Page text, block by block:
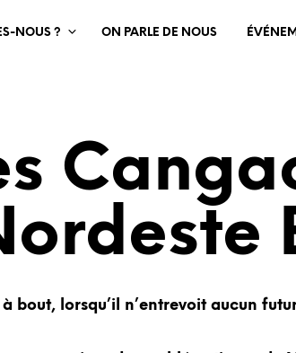
NOUS ? ON PARLE DE NOUS
bout, lorsqu’il n’entrevoit aucun